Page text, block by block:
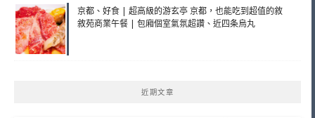
京都、好食 | 超高級的游玄亭 京都，也能吃到超值的敘
敘苑商業午餐 | 包廂個室氣氛超讚、近四条烏丸
近期文章